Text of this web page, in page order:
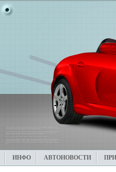
ИНФО АВТОНОВОСТИ